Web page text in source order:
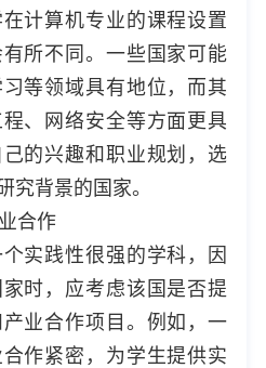
算机专业的课程设置
所不同。一些国家可能
等领域具有地位，而其
、网络安全等方面更具
的兴趣和职业规划，选
究背景的国家。
合作
践性很强的学科，因
时，应考虑该国是否提
业合作项目。例如，一
作紧密，为学生提供实